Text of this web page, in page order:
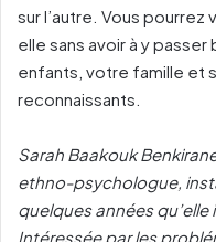
sur l’autre. Vous pourrez
elle sans avoir à y
enfants, votre famille et
reconnaissants.
Sarah Baakouk
ethno-psychologue,
quelques années
Intéressée par les